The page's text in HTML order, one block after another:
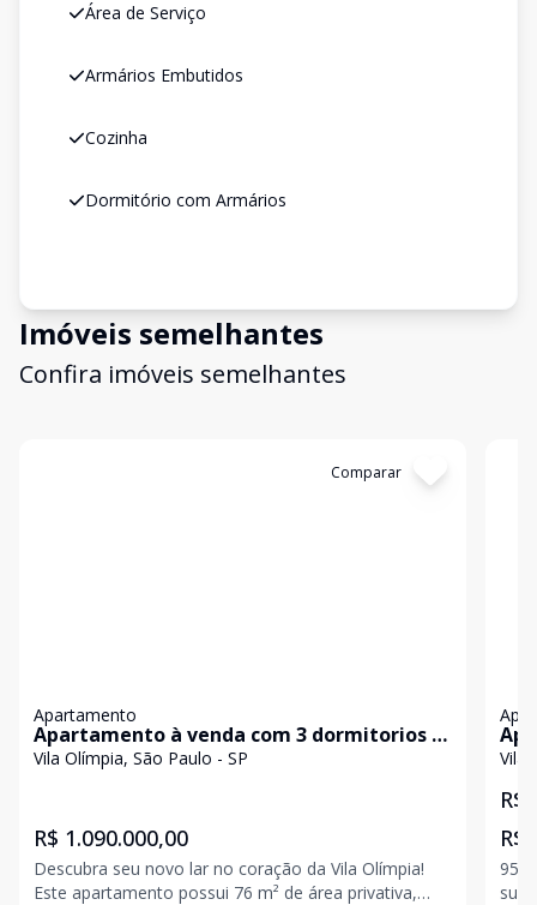
Área de Serviço
Armários Embutidos
Cozinha
Dormitório com Armários
Imóveis semelhantes
Confira imóveis semelhantes
Comparar
Apartamento
Apartamento à venda com 3 dormitorios -
Vila Olímpia
Vila Olímpia, São Paulo - SP
R$ 1.090.000,00
Descubra seu novo lar no coração da Vila Olímpia!
Este apartamento possui 76 m² de área privativa,
Vila
R$
R$
suíte); 2 vagas de garagem